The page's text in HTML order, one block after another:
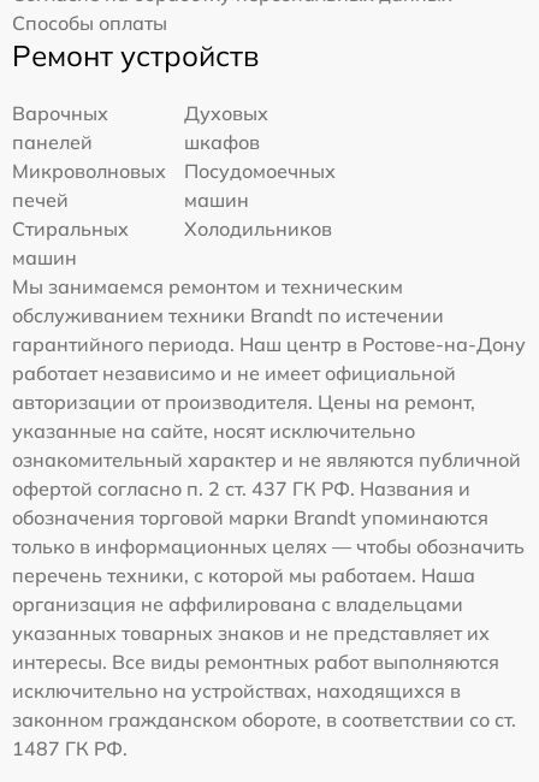
Способы оплаты
Ремонт устройств
Варочных
панелей
Духовых
шкафов
Микроволновых
печей
Посудомоечных
машин
Стиральных
машин
Холодильников
Мы занимаемся ремонтом и техническим
обслуживанием техники Brandt по истечении
гарантийного периода. Наш центр в Ростове-на-Дону
работает независимо и не имеет официальной
авторизации от производителя. Цены на ремонт,
указанные на сайте, носят исключительно
ознакомительный характер и не являются публичной
офертой согласно п. 2 ст. 437 ГК РФ. Названия и
обозначения торговой марки Brandt упоминаются
только в информационных целях — чтобы обозначить
перечень техники, с которой мы работаем. Наша
организация не аффилирована с владельцами
указанных товарных знаков и не представляет их
интересы. Все виды ремонтных работ выполняются
исключительно на устройствах, находящихся в
законном гражданском обороте, в соответствии со ст.
1487 ГК РФ.